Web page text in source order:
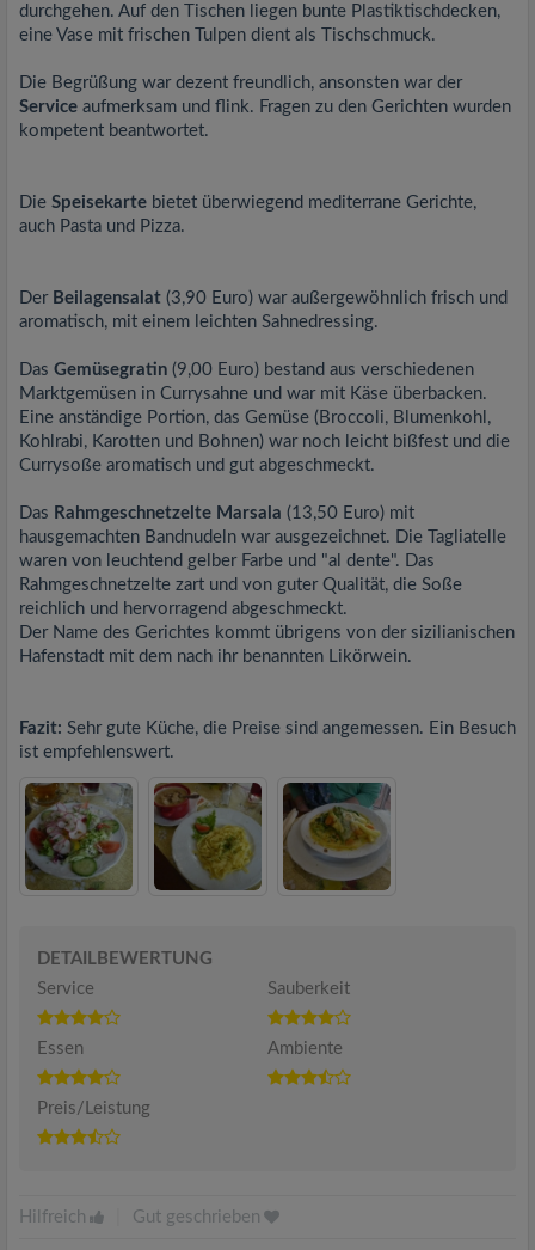
durchgehen. Auf den Tischen liegen bunte Plastiktischdecken,
eine Vase mit frischen Tulpen dient als Tischschmuck.
Die Begrüßung war dezent freundlich, ansonsten war der
Service aufmerksam und flink. Fragen zu den Gerichten wurden
kompetent beantwortet.
Die Speisekarte bietet überwiegend mediterrane Gerichte,
auch Pasta und Pizza.
Der Beilagensalat (3,90 Euro) war außergewöhnlich frisch und
aromatisch, mit einem leichten Sahnedressing.
Das Gemüsegratin (9,00 Euro) bestand aus verschiedenen
Marktgemüsen in Currysahne und war mit Käse überbacken.
Eine anständige Portion, das Gemüse (Broccoli, Blumenkohl,
Kohlrabi, Karotten und Bohnen) war noch leicht bißfest und die
Currysoße aromatisch und gut abgeschmeckt.
Das Rahmgeschnetzelte Marsala (13,50 Euro) mit
hausgemachten Bandnudeln war ausgezeichnet. Die Tagliatelle
waren von leuchtend gelber Farbe und "al dente". Das
Rahmgeschnetzelte zart und von guter Qualität, die Soße
reichlich und hervorragend abgeschmeckt.
Der Name des Gerichtes kommt übrigens von der sizilianischen
Hafenstadt mit dem nach ihr benannten Likörwein.
Fazit: Sehr gute Küche, die Preise sind angemessen. Ein Besuch
ist empfehlenswert.
DETAILBEWERTUNG
Service
Sauberkeit
Essen Ambiente
Preis/Leistung
Hilfreich Gut geschrieben